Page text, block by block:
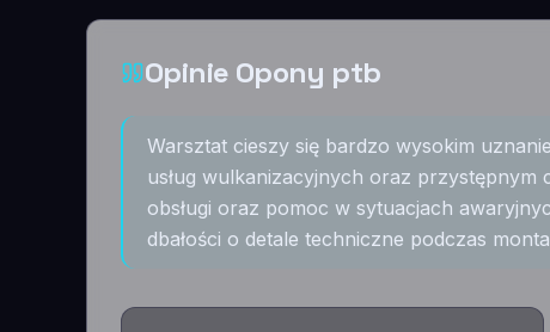
Opinie Opony ptb
Warsztat cieszy się bardzo wysokim
usług wulkanizacyjnych oraz przystępnym
obsługi oraz pomoc w sytuacjach
dbałości o detale techniczne podczas